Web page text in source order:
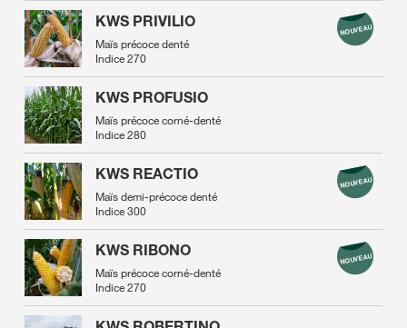
KWS PRIVILIO
Maïs précoce denté
Indice 270
KWS PROFUSIO
Maïs précoce corné-denté
Indice 280
KWS REACTIO
Maïs demi-précoce denté
Indice 300
KWS RIBONO
Maïs précoce corné-denté
Indice 270